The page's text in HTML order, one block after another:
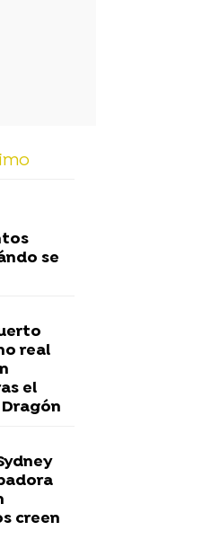
se
real
el
creen